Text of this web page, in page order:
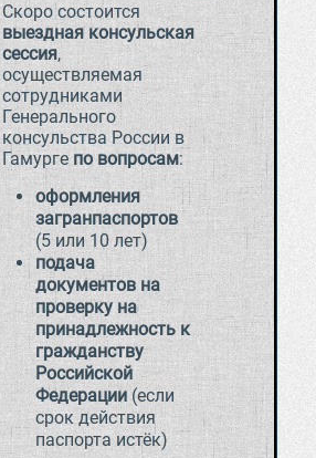
Скоро состоится
выездная консульская
сессия,
осуществляемая
сотрудниками
Генерального
консульства России в
Гамургепо вопросам:
оформления
загранпаспортов
(5 или 10 лет)
подача
документов на
проверку на
принадлежность к
гражданству
Российской
Федерации(если
срок действия
паспорта истёк)